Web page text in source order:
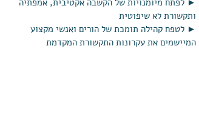
ותקשורת לא שיפוטית
► לטפח קהילה תומכת של הורים ואנשי מקצוע
המיישמים את עקרונות התקשורת המקדמת